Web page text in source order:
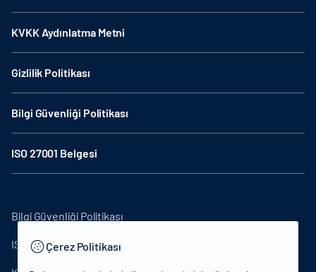
KVKK Aydınlatma Metni
Gizlilik Politikası
Bilgi Güvenliği Politikası
ISO 27001 Belgesi
Bilgi Güvenliği Politikası
ISO27001Çerez Politikası